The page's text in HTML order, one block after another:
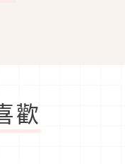
歡